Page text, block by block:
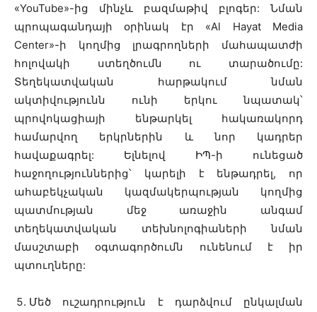
«YouTube»-ից մինչև բազմաթիվ բլոգեր: Նման
պրոպագանդայի օրինակ էր «Al Hayat Media
Center»-ի կողմից լրագրողների մահապատժի
հոլովակի ստեղծումն ու տարածումը:
Տեղեկատվական հարթակում նման
ակտիվությունն ունի երկու նպատակ՝
պրովոկացիայի ենթարկել հակառակորդ
համարվող երկրներին և նոր կադրեր
հավաքագրել: Ելնելով ԻՊ-ի ունեցած
հաջողություններից՝ կարելի է ենթադրել, որ
ահաբեկչական կազմակերպության կողմից
պատմության մեջ առաջին անգամ
տեղեկատվական տեխնոլոգիաների նման
մասշտաբի օգտագործումն ունենում է իր
պտուղները:
Մեծ ուշադրություն է դարձվում ընկալման